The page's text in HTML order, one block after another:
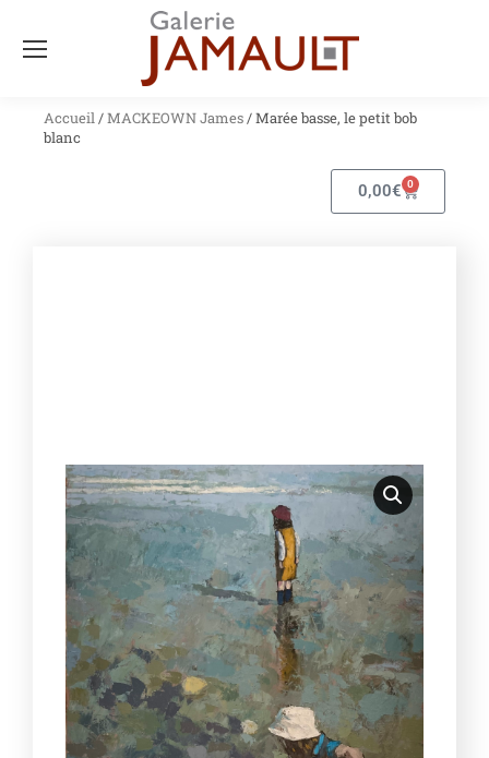
Accueil/MACKEOWN James/ Marée basse, le petit bob
blanc
0,00€ 0